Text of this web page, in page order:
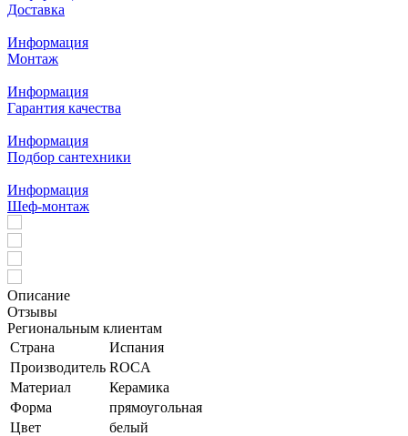
Доставка
Информация
Монтаж
Информация
Гарантия качества
Информация
Подбор сантехники
Информация
Шеф-монтаж
Описание
Отзывы
Региональным клиентам
Страна
Испания
Производитель ROCA
Материал
Керамика
Форма
прямоугольная
Цвет
белый